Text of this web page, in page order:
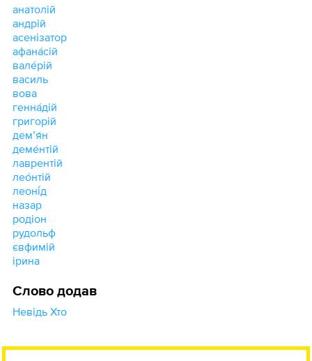
анатолій
андрій
асенізатор
афана́сій
вале́рій
василь
вова
генна́дій
григорій
демʼя́н
деме́нтій
лаврентій
лео́нтій
леоні́д
назар
родіон
рудольф
євфимій
ірина
Слово додав
Невідь Хто